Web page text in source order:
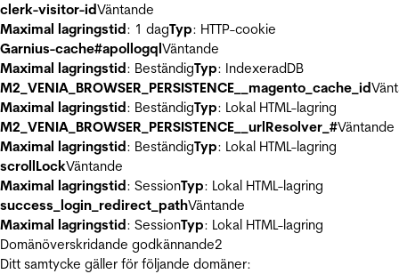
clerk-visitor-idVäntande
Maximal lagringstid: 1 dagTyp: HTTP-cookie
Garnius-cache#apollogqlVäntande
Maximal lagringstid: BeständigTyp: IndexeradDB
M2_VENIA_BROWSER_PERSISTENCE__magento_cache_id
Maximal lagringstid: BeständigTyp: Lokal HTML-lagring
M2_VENIA_BROWSER_PERSISTENCE__urlResolver_#Väntande
Maximal lagringstid: BeständigTyp: Lokal HTML-lagring
scrollLockVäntande
Maximal lagringstid: SessionTyp: Lokal HTML-lagring
success_login_redirect_pathVäntande
Maximal lagringstid: SessionTyp: Lokal HTML-lagring
Domänöverskridande godkännande2
Ditt samtycke gäller för följande domäner: